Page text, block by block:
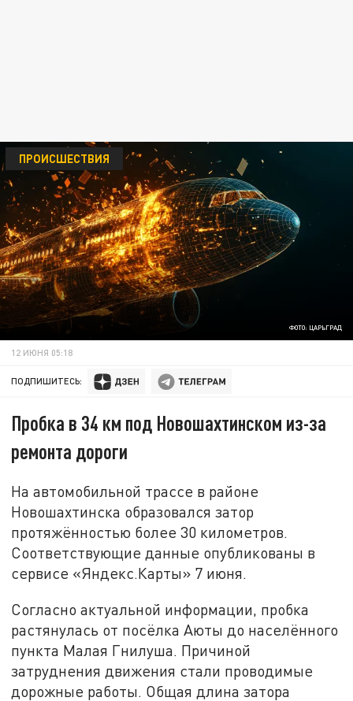
ФОТО: ЦАРЬГРАД
ПРОИСШЕСТВИЯ
12 ИЮНЯ 05:18
ПОДПИШИТЕСЬ:
Пробка в 34 км под Новошахтинском из-за
ремонта дороги
На автомобильной трассе в районе
Новошахтинска образовался затор
протяжённостью более 30 километров.
Соответствующие данные опубликованы в
сервисе «Яндекс.Карты» 7 июня.
Согласно актуальной информации, пробка
растянулась от посёлка Аюты до населённого
пункта Малая Гнилуша. Причиной
затруднения движения стали проводимые
дорожные работы. Общая длина затора